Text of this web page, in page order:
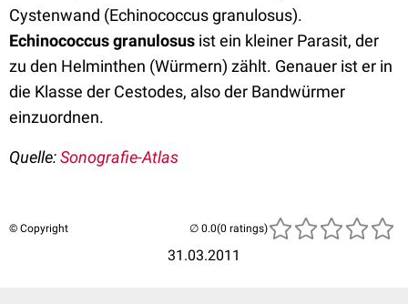
Cystenwand (Echinococcus granulosus).
Echinococcus granulosus ist ein kleiner Parasit, der
zu den Helminthen (Würmern) zählt. Genauer ist er in
die Klasse der Cestodes, also der Bandwürmer
einzuordnen.
Quelle:Sonografie-Atlas
© Copyright
31.03.2011
(0 ratings)